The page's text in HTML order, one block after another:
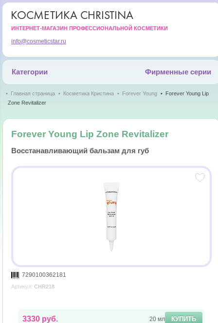
КОСМЕТИКА CHRISTINA
ИНТЕРНЕТ-МАГАЗИН ПРОФЕССИОНАЛЬНОЙ КОСМЕТИКИ
info@cosmeticstar.ru
Категории Фирменные серии
Главная страница Косметика Кристина Forever Young
Forever Young Lip
Zone Revitalizer
Forever Young Lip Zone Revitalizer
Восстанавливающий бальзам для губ
7290100362181
Артикул: CHR218
3330 руб. 20 мл КУПИТЬ